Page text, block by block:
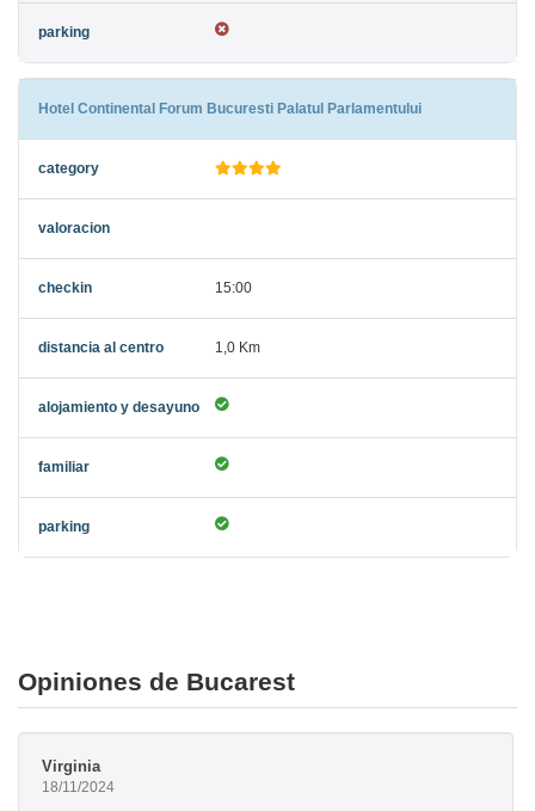
Hotel Continental Forum Bucuresti Palatul Parlamentului
15:00
1,0 Km
Opiniones de Bucarest
Virginia
18/11/2024